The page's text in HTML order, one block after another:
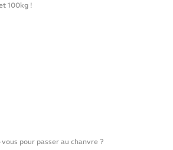
100kg !
pour passer au chanvre ?